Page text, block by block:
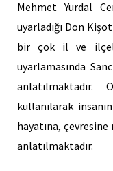
Mehmet Yurdal
uyarladığı Don
bir çok il ve
uyarlamasında
kullanılarak
hayatına,
anlatılmaktadır.